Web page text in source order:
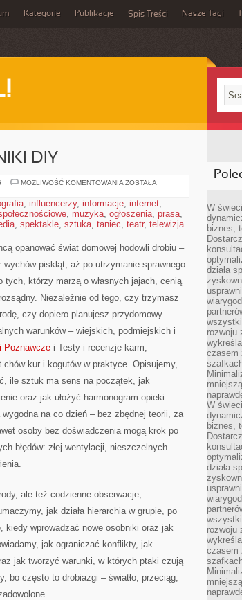
Kategorie Publikacje Spis Treści Nasze Tagi
DIY
MOŻLIWOŚĆ KOMENTOWANIA BUDKI
KARMNIKI
DIY
ZOSTAŁA
, influencerzy, informacje, internet,
, muzyka, ogłoszenia, prasa,
, spektakle, sztuka, taniec, teatr, telewizja
opanować świat domowej hodowli drobiu –
piskląt, aż po utrzymanie sprawnego
tych, którzy marzą o własnych jajach, cenią
Niezależnie od tego, czy trzymasz
czy dopiero planujesz przydomowy
warunków – wiejskich, podmiejskich i
Poznawcze i Testy i recenzje karm,
kur i kogutów w praktyce. Opisujemy,
ile sztuk ma sens na początek, jak
oraz jak ułożyć harmonogram opieki.
na co dzień – bez zbędnej teorii, za
osoby bez doświadczenia mogą krok po
błędów: złej wentylacji, nieszczelnych
ale też codzienne obserwacje,
jak działa hierarchia w grupie, po
wprowadzać nowe osobniki oraz jak
jak ograniczać konflikty, jak
jak tworzyć warunki, w których ptaki czują
bo często to drobiazgi – światło, przeciąg,
W
biznes,
działa
rozwoju
czasem
W
biznes,
działa
rozwoju
czasem